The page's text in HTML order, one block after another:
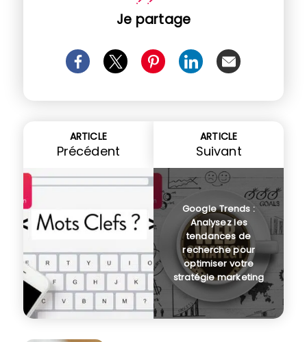
Je partage
ARTICLE
Précédent
ARTICLE
Suivant
Google Trends :
Analysez les
tendances de
recherche pour
optimiser votre
stratégie marketing